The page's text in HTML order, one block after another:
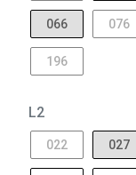
066 076
196
L2
022 027